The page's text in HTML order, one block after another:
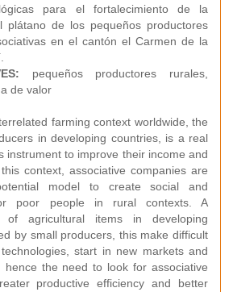
para el fortalecimiento de la
plátano de los pequeños productores
en el cantón el Carmen de la
pequeños productores rurales,
de valor
farming context worldwide, the
in developing countries, is a real
instrument to improve their income and
context, associative companies are
model to create social and
poor people in rural contexts. A
of agricultural items in developing
by small producers, this make difficult
start in new markets and
hence the need to look for associative
productive efficiency and better